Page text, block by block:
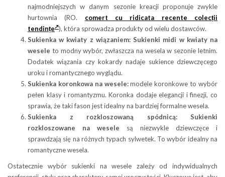
najmodniejszych w danym sezonie kreacji proponuje zwykle
hurtownia (RO. comert cu ridicata recente colecții
tendințe ), która sprowadza produkty od wielu dostawców.
Sukienka w kwiaty z wiązaniem: Sukienki midi w kwiaty na
wesele to modny wybór, zwłaszcza na wesela w sezonie letnim.
Dodatek wiązania czy kokardy nadaje sukience dziewczęcego
uroku i romantycznego wyglądu.
Sukienka koronkowa na wesele:modele koronkowe to wybór
pełen klasy i romantyzmu. Koronka dodaje elegancji i finezji, co
sprawia, że taki fason jest idealny na bardziej formalne wesela.
Sukienka z rozkloszowaną spódnicą:
Sukienki
rozkloszowane na wesele są niezwykle dziewczęce i
sprawdzają się na różnych typach sylwetek. To wybór idealny na
romantyczne wesela.
Ostatecznie wybór sukienki na wesele zależy od indywidualnych